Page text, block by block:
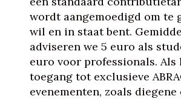
wordt aangemoedigd om te
wil en in staat bent.
adviseren we 5 euro als
euro voor professionals.
toegang tot exclusieve
evenementen, zoals